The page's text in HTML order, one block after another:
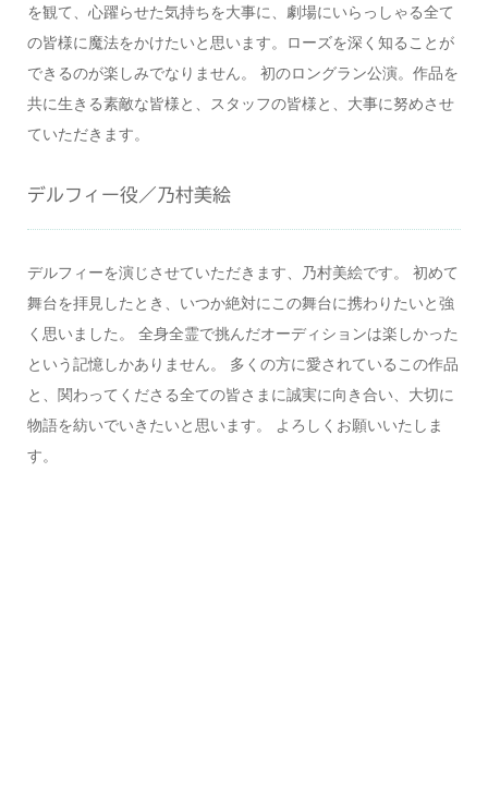
を観て、心躍らせた気持ちを大事に、劇場にいらっしゃる全て
の皆様に魔法をかけたいと思います。ローズを深く知ることが
できるのが楽しみでなりません。 初のロングラン公演。作品を
共に生きる素敵な皆様と、スタッフの皆様と、大事に努めさせ
ていただきます。
デルフィー役／乃村美絵
デルフィーを演じさせていただきます、乃村美絵です。 初めて
舞台を拝見したとき、いつか絶対にこの舞台に携わりたいと強
く思いました。 全身全霊で挑んだオーディションは楽しかった
という記憶しかありません。 多くの方に愛されているこの作品
と、関わってくださる全ての皆さまに誠実に向き合い、大切に
物語を紡いでいきたいと思います。 よろしくお願いいたしま
す。